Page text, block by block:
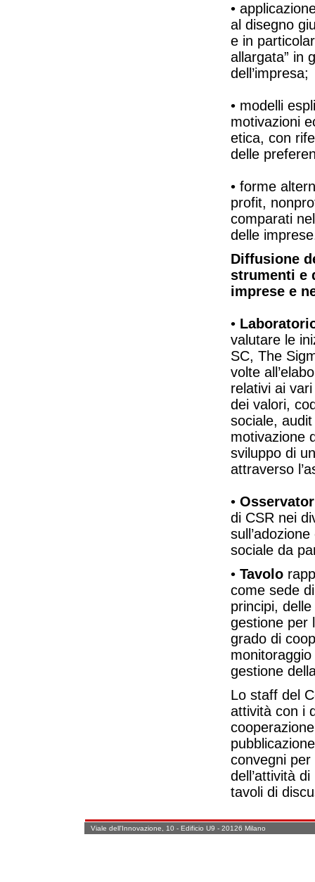
•
al disegno
e in
allargata” in
dell’impresa;
• modelli
motivazioni
etica, con
delle
• forme
profit,
comparati
delle
Diffusione
strumenti e
imprese e
•
valutare le
SC, The
volte
relativi ai
dei valori,
sociale,
motivazione
sviluppo di
attraverso
•
di CSR nei
sociale da
• Tavolo
come sede
principi,
gestione per
grado di
gestione
Lo staff del
attività con i
convegni
dell’attività
tavoli di
Viale dell'Innovazione, 10 - Edificio U9 - 20126 Milano